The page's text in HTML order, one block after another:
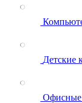
Детские
Офисные